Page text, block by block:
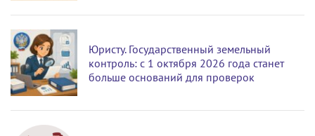
Юристу. Государственный земельный
контроль: с 1 октября 2026 года станет
больше оснований для проверок